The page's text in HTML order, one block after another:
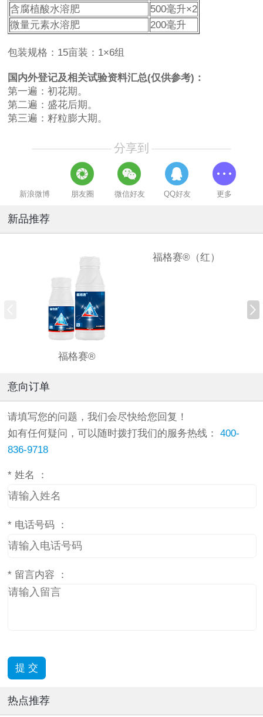
含腐植酸水溶肥
500毫升×2
微量元素水溶肥
200毫升
包装规格：15亩装：1×6组
国内外登记及相关试验资料汇总(仅供参考)：
第一遍：初花期。
第二遍：盛花后期。
第三遍：籽粒膨大期。
分享到
新浪微博 朋友圈 微信好友 QQ好友 更多
新品推荐
福格赛®
福格赛®（红）
意向订单
请填写您的问题，我们会尽快给您回复！
如有任何疑问，可以随时拨打我们的服务热线： 400-
836-9718
* 姓名 ：
* 电话号码 ：
* 留言内容 ：
热点推荐